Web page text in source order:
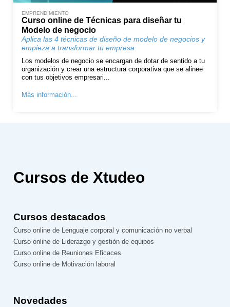
EMPRENDIMIENTO
Curso online de Técnicas para diseñar tu
Modelo de negocio
Aplica las 4 técnicas de diseño de modelo de negocios y
empieza a transformar tu empresa.
Los modelos de negocio se encargan de dotar de sentido a tu
organización y crear una estructura corporativa que se alinee
con tus objetivos empresari...
Más información...
Cursos de Xtudeo
Cursos destacados
Curso online de Lenguaje corporal y comunicación no verbal
Curso online de Liderazgo y gestión de equipos
Curso online de Reuniones Eficaces
Curso online de Motivación laboral
Novedades